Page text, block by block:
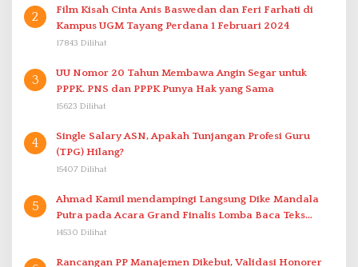
2
Film Kisah Cinta Anis Baswedan dan Feri Farhati di
Kampus UGM Tayang Perdana 1 Februari 2024
17843 Dilihat
3
UU Nomor 20 Tahun Membawa Angin Segar untuk
PPPK. PNS dan PPPK Punya Hak yang Sama
15623 Dilihat
4
Single Salary ASN, Apakah Tunjangan Profesi Guru
(TPG) Hilang?
15407 Dilihat
5
Ahmad Kamil mendampingi Langsung Dike Mandala
Putra pada Acara Grand Finalis Lomba Baca Teks
Proklamasi Mirip Bung Karno di Bali
14530 Dilihat
Rancangan PP Manajemen Dikebut, Validasi Honorer